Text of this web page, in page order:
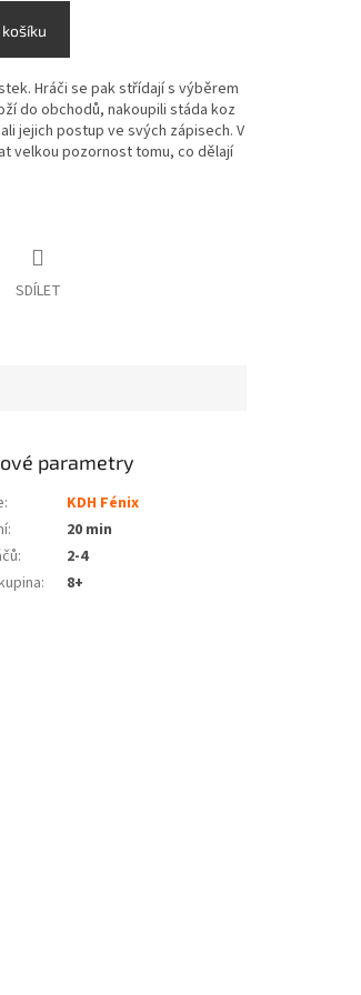
Hráči se pak střídají s výběrem
do obchodů, nakoupili stáda koz
jejich postup ve svých zápisech. V
velkou pozornost tomu, co dělají
SDÍLET
parametry
:
KDH Fénix
:
20 min
:
2-4
: 8+